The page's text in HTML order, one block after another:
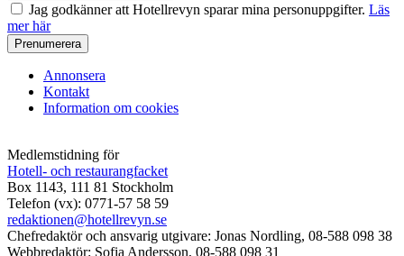
Jag godkänner att Hotellrevyn sparar mina personuppgifter. Läs
mer här
Annonsera
Kontakt
Information om cookies
Medlemstidning för
Hotell- och restaurangfacket
Box 1143, 111 81 Stockholm
Telefon (vx): 0771-57 58 59
redaktionen@hotellrevyn.se
Chefredaktör och ansvarig utgivare: Jonas Nordling, 08-588 098 38
Webbredaktör: Sofia Andersson, 08-588 098 31